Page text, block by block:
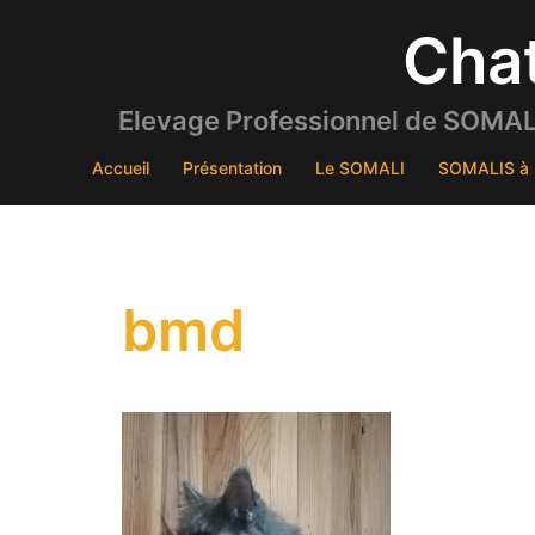
Elevage Professionnel de
Accueil Présentation Le SOMALI SOMALIS à
bmd